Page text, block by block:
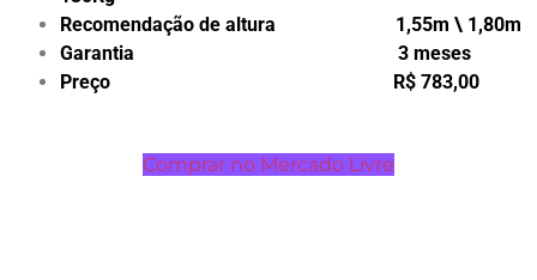
Recomendação de altura 1,55m \ 1,80m
Garantia 3 meses
Preço R$ 783,00
Comprar no Mercado Livre